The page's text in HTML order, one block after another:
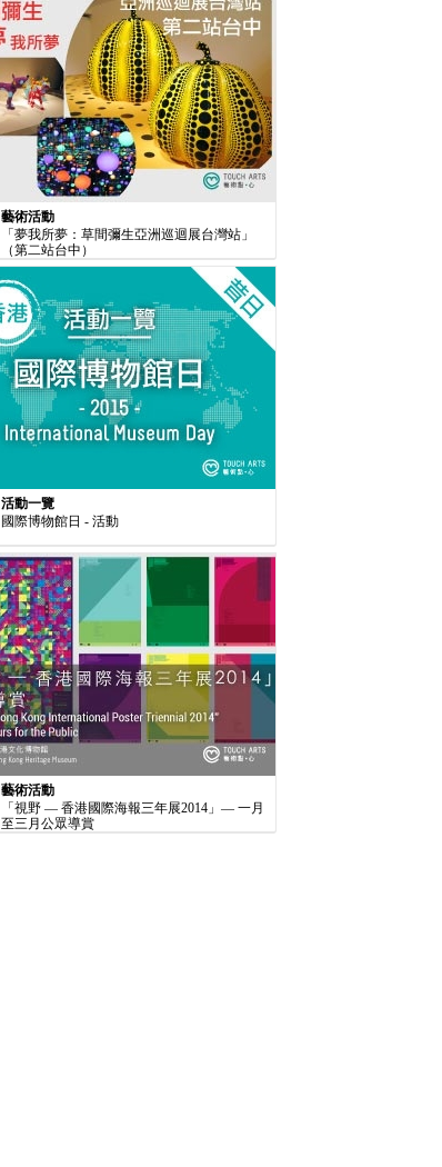
藝術活動
「夢我所夢：草間彌生亞洲巡迴展台灣站」
（第二站台中）
活動一覽
國際博物館日 - 活動
藝術活動
「視野 — 香港國際海報三年展2014」— 一月
至三月公眾導賞